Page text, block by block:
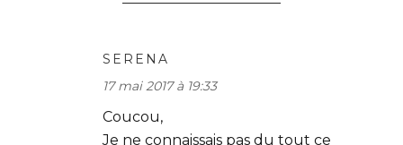
SERENA
17 mai 2017 à 19:33
Coucou,
Je ne connaissais pas du tout ce